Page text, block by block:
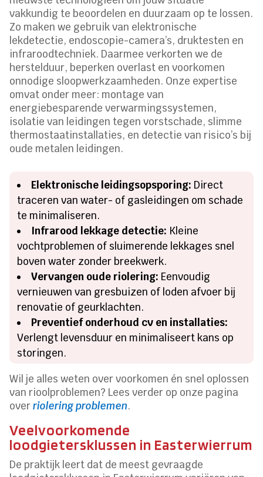
vakkundig te beoordelen en duurzaam op te lossen.
Zo maken we gebruik van elektronische
lekdetectie, endoscopie-camera’s, druktesten en
infraroodtechniek. Daarmee verkorten we de
herstelduur, beperken overlast en voorkomen
onnodige sloopwerkzaamheden. Onze expertise
omvat onder meer: montage van
energiebesparende verwarmingssystemen,
isolatie van leidingen tegen vorstschade, slimme
thermostaatinstallaties, en detectie van risico’s bij
oude metalen leidingen.
Elektronische leidingsopsporing: Direct
traceren van water- of gasleidingen om schade
te minimaliseren.
Infrarood lekkage detectie: Kleine
vochtproblemen of sluimerende lekkages snel
boven water zonder breekwerk.
Vervangen oude riolering: Eenvoudig
vernieuwen van gresbuizen of loden afvoer bij
renovatie of geurklachten.
Preventief onderhoud cv en installaties:
Verlengt levensduur en minimaliseert kans op
storingen.
Wil je alles weten over voorkomen én snel oplossen
van rioolproblemen? Lees verder op onze pagina
overriolering problemen.
Veelvoorkomende
loodgietersklussen in Easterwierrum
De praktijk leert dat de meest gevraagde